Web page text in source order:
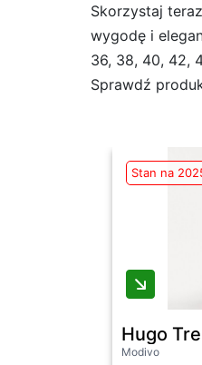
Skorzystaj
wygodę i
36, 38, 40, 42,
Sprawdź
Stan na
Hugo
Modivo